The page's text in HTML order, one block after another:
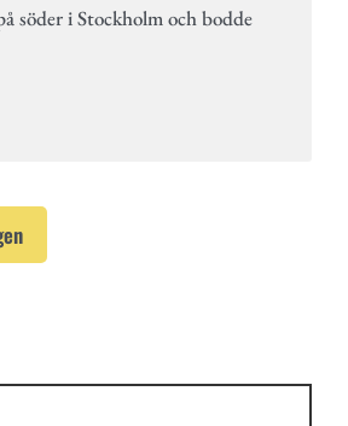
söder i Stockholm och bodde